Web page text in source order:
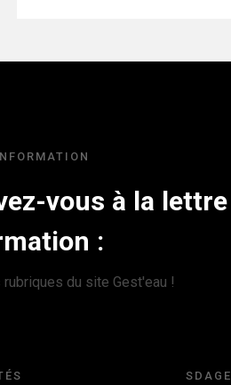
vous à la lettre
:
du site Gest'eau !
SDAGE